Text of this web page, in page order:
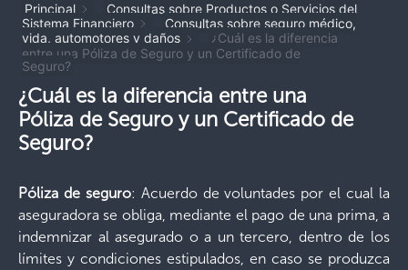
Principal
Consultas sobre Productos o Servicios del
Sistema Financiero
Consultas sobre seguro médico,
vida, automotores y daños
¿Cuál es la diferencia
entre una Póliza de Seguro y un Certificado de
Seguro?
¿Cuál es la diferencia entre una
Póliza de Seguro y un Certificado de
Seguro?
Póliza de seguro: Acuerdo de voluntades por el cual la
aseguradora se obliga, mediante el pago de una prima, a
indemnizar al asegurado o a un tercero, dentro de los
límites y condiciones estipulados, en caso se produzca